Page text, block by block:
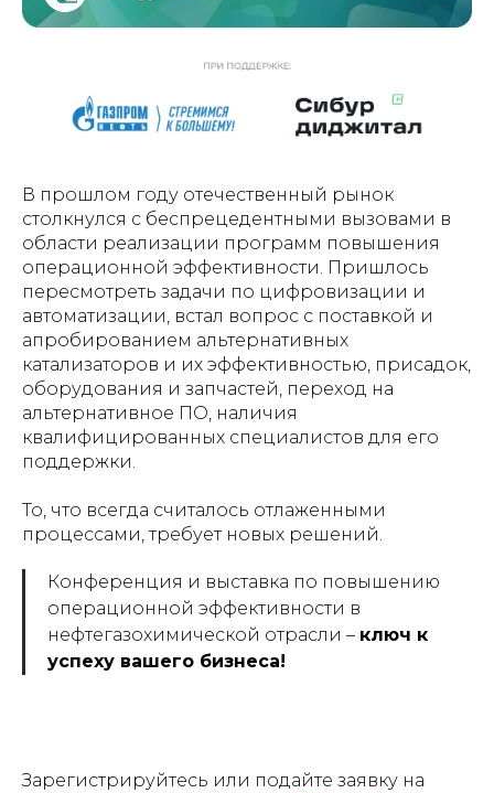
В прошлом году отечественный рынок
столкнулся с беспрецедентными вызовами в
области реализации программ повышения
операционной эффективности. Пришлось
пересмотреть задачи по цифровизации и
автоматизации, встал вопрос с поставкой и
апробированием альтернативных
катализаторов и их эффективностью, присадок,
оборудования и запчастей, переход на
альтернативное ПО, наличия
квалифицированных специалистов для его
поддержки.
​​​​​​​То, что всегда считалось отлаженными
процессами, требует новых решений.
Конференция и выставка по повышению
операционной эффективности в
нефтегазохимической отрасли – ​​​​​​​ключ к
успеху вашего бизнеса!
Зарегистрируйтесь или подайте заявку на